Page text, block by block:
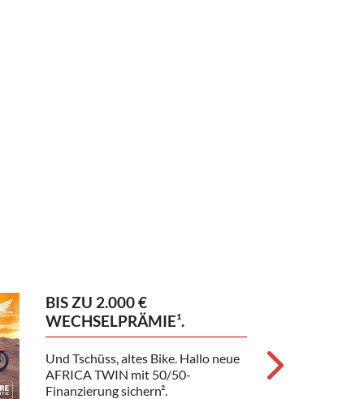
BIS ZU 2.000 €
WECHSELPRÄMIE¹.
Und Tschüss, altes Bike. Hallo neue
AFRICA TWIN mit 50/50-
Finanzierung sichern².